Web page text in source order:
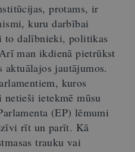
protams, ir
kuru darbībai
to dalībnieki, politikas
man ikdienā pietrūkst
jautājumos.
kuros
ietekmē mūsu
(EP) lēmumi
rīt un parīt. Kā
trauku vai